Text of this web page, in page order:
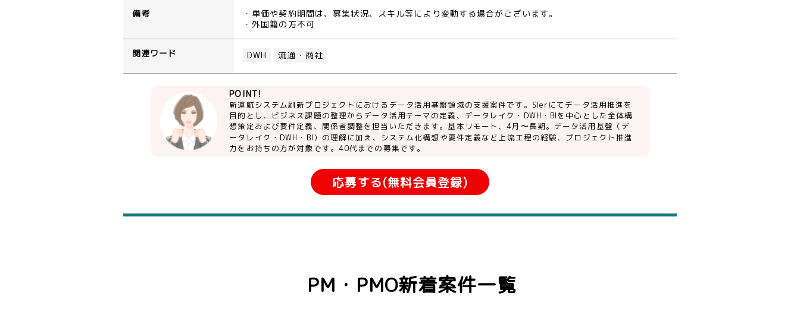
備考
・単価や契約期間は、募集状況、スキル等により変動する場合がございます。
・外国籍の方不可
関連ワード DWH 流通・商社
POINT!
新運航システム刷新プロジェクトにおけるデータ活用基盤領域の支援案件です。SIerにてデータ活用推進を
目的とし、ビジネス課題の整理からデータ活用テーマの定義、データレイク・DWH・BIを中心とした全体構
想策定および要件定義、関係者調整を担当いただきます。基本リモート、4月〜長期。データ活用基盤（デ
ータレイク・DWH・BI）の理解に加え、システム化構想や要件定義など上流工程の経験、プロジェクト推進
力をお持ちの方が対象です。40代までの募集です。
応募する(無料会員登録)
PM・PMO新着案件一覧